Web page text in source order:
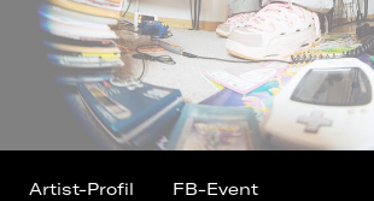
Artist-Profil FB-Event